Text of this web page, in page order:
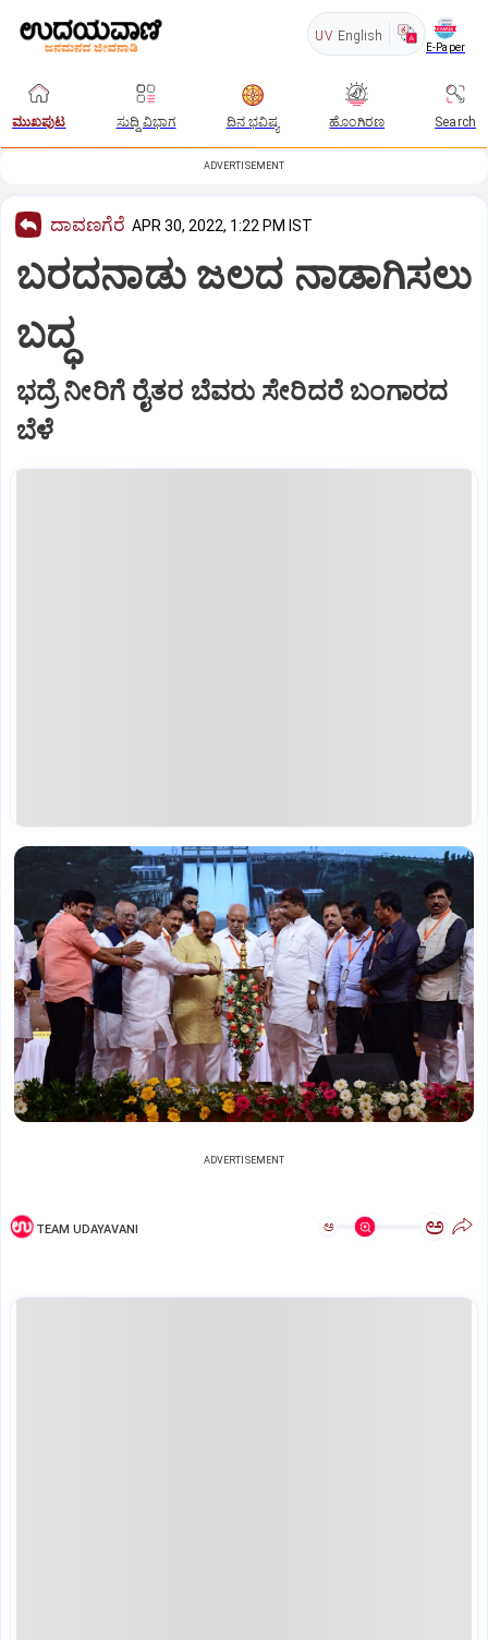
UV English
E-Paper
ಮುಖಪುಟ ಸುದ್ದಿ ವಿಭಾಗ ದಿನ ಭವಿಷ್ಯ ಹೊಂಗಿರಣ Search
ADVERTISEMENT
ದಾವಣಗೆರೆ APR 30, 2022, 1:22 PM IST
ಬರದನಾಡು ಜಲದ ನಾಡಾಗಿಸಲು
ಬದ್ಧ
ಭದ್ರೆ ನೀರಿಗೆ ರೈತರ ಬೆವರು ಸೇರಿದರೆ ಬಂಗಾರದ
ಬೆಳೆ
ADVERTISEMENT
TEAM UDAYAVANI ಅ ಅ